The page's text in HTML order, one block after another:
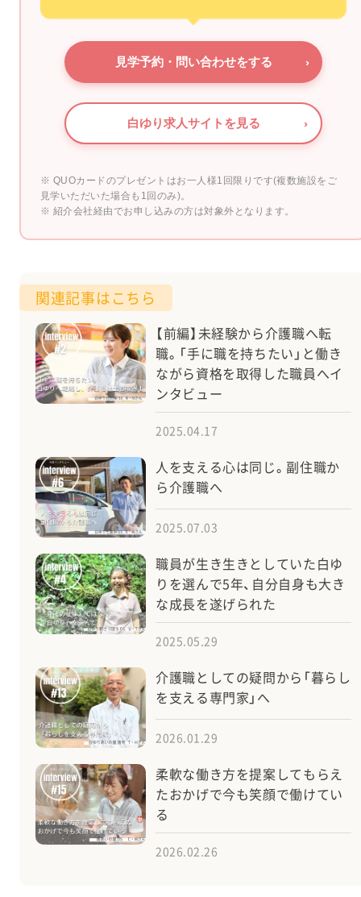
見学予約・問い合わせをする ›
白ゆり求人サイトを見る ›
※ QUOカードのプレゼントはお一人様1回限りです(複数施設をご
見学いただいた場合も1回のみ)。
※ 紹介会社経由でお申し込みの方は対象外となります。
関連記事はこちら
【前編】未経験から介護職へ転
職。「手に職を持ちたい」と働き
ながら資格を取得した職員へイ
ンタビュー
2025.04.17
人を支える心は同じ。副住職か
ら介護職へ
2025.07.03
職員が生き生きとしていた白ゆ
りを選んで5年、自分自身も大き
な成長を遂げられた
2025.05.29
介護職としての疑問から「暮らし
を支える専門家」へ
2026.01.29
柔軟な働き方を提案してもらえ
たおかげで今も笑顔で働けてい
る
2026.02.26